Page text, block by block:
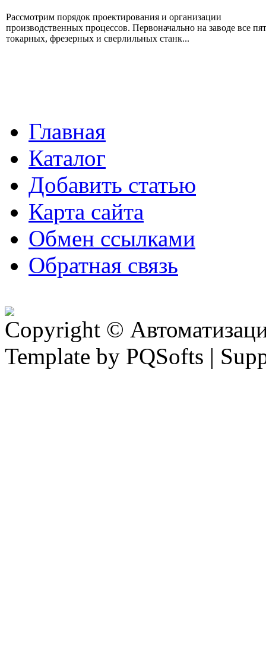
Рассмотрим порядок проектирования и организации
производственных процессов. Первоначально на заводе все
токарных, фрезерных и сверлильных станк...
Главная
Каталог
Добавить статью
Карта сайта
Обмен ссылками
Обратная связь
Copyright ©
Template by PQSofts |